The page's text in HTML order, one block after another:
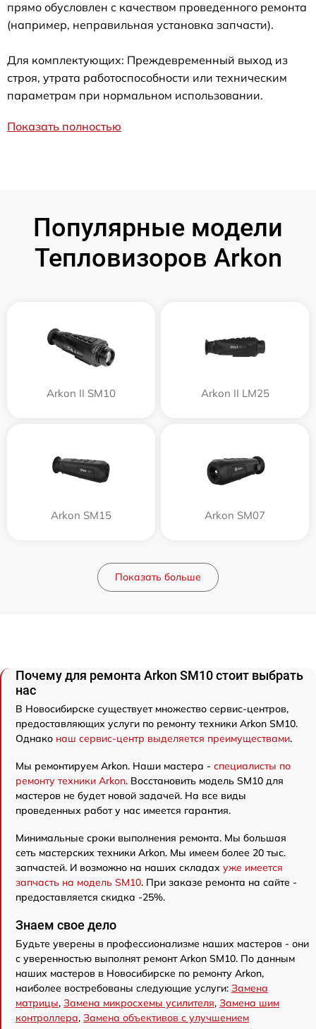
прямо обусловлен с качеством проведенного ремонта
(например, неправильная установка запчасти).
Для комплектующих: Преждевременный выход из
строя, утрата работоспособности или техническим
параметрам при нормальном использовании.
Показать полностью
Популярные модели
Тепловизоров Arkon
Arkon II SM10 Arkon II LM25
Arkon SM15 Arkon SM07
Показать больше
Почему для ремонта Arkon SM10 стоит выбрать
нас
В Новосибирске существует множество сервис-центров,
предоставляющих услуги по ремонту техники Arkon SM10.
Однако наш сервис-центр выделяется преимуществами.
Мы ремонтируем Arkon. Наши мастера - специалисты по
ремонту техники Arkon. Восстановить модель SM10 для
мастеров не будет новой задачей. На все виды
проведенных работ у нас имеется гарантия.
Минимальные сроки выполнения ремонта. Мы большая
сеть мастерских техники Arkon. Мы имеем более 20 тыс.
запчастей. И возможно на наших складах уже имеется
запчасть на модель SM10. При заказе ремонта на сайте -
предоставляется скидка -25%.
Знаем свое дело
Будьте уверены в профессионализме наших мастеров - они
с уверенностью выполнят ремонт Arkon SM10. По данным
наших мастеров в Новосибирске по ремонту Arkon,
наиболее востребованы следующие услуги: Замена
матрицы, Замена микросхемы усилителя, Замена шим
контроллера, Замена объективов с улучшением